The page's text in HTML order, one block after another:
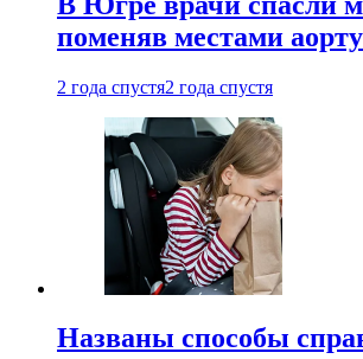
поменяв местами
2 года спустя2 года спустя
Названы способы